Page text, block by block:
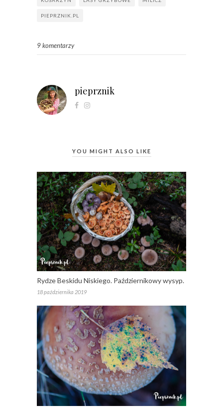
PIEPRZNIK.PL
9 komentarzy
pieprznik
YOU MIGHT ALSO LIKE
Rydze Beskidu Niskiego. Październikowy wysyp.
18 października 2019